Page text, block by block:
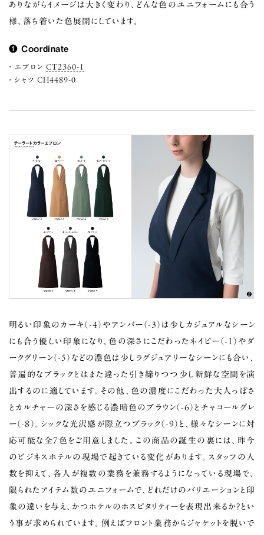
ありながらイメージは大きく変わり、どんな色のユニフォームにも合う
様、落ち着いた色展開にしています。
❶ Coordinate
エプロン CT2360-1
シャツ CH4489-0
明るい印象のカーキ（-4）やアンバー（-3）は少しカジュアルなシーン
にも合う優しい印象になり、色の深さにこだわったネイビー（-1）やダ
ークグリーン（-5）などの濃色は少しラグジュアリーなシーンにも合い、
普遍的なブラックとはまた違った引き締りつつ少し新鮮な空間を演
出するのに適しています。その他、色の濃度にこだわった大人っぽさ
とカルチャーの深さを感じる濃暗色のブラウン（-6）とチャコールグレ
ー（-8）。シックな光沢感が際立つブラック（-9）と、様々なシーンに対
応可能な全7色をご用意しました。この商品の誕生の裏には、昨今
のビジネスホテルの現場で起きている変化があります。スタッフの人
数を抑えて、各人が複数の業務を兼務するようになっている現場で、
限られたアイテム数のユニフォームで、どれだけのバリエーションと印
象の違いを与え、かつホテルのホスピタリティーを表現出来るか？とい
う事が求められています。例えばフロント業務からジャケットを脱いで